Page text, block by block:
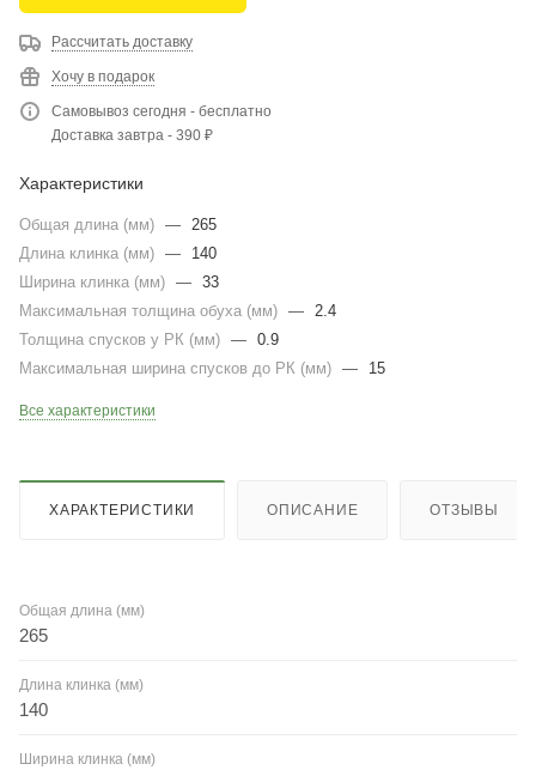
Рассчитать доставку
Хочу в подарок
Самовывоз сегодня - бесплатно
Доставка завтра - 390 ₽
Характеристики
Общая длина (мм) — 265
Длина клинка (мм) —
140
Ширина клинка (мм) — 33
Максимальная толщина обуха (мм) — 2.4
Толщина спусков у РК (мм) — 0.9
Максимальная ширина спусков до РК (мм) — 15
Все характеристики
ХАРАКТЕРИСТИКИ ОПИСАНИЕ ОТЗЫВЫ
Общая длина (мм)
265
Длина клинка (мм)
140
Ширина клинка (мм)